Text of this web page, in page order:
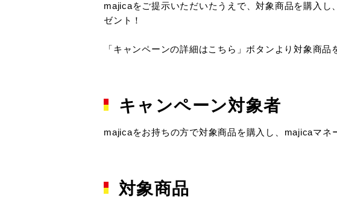
majicaをご提示いただいたうえで、対象商品を購入
ゼント！
「キャンペーンの詳細はこちら」ボタンより対象商品
キャンペーン対象者
majicaをお持ちの方で対象商品を購入し、majicaマ
対象商品